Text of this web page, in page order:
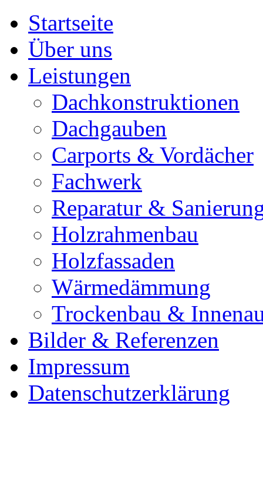
Startseite
Über uns
Leistungen
Dachkonstruktionen
Dachgauben
Carports & Vordächer
Fachwerk
Reparatur &
Holzrahmenbau
Holzfassaden
Wärmedämmung
Trockenbau &
Bilder & Referenzen
Impressum
Datenschutzerklärung